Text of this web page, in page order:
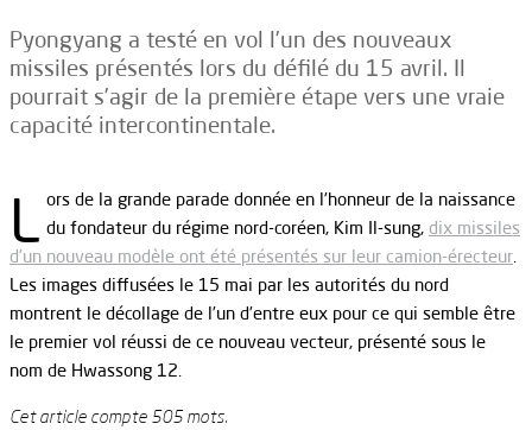
Pyongyang a testé en vol l’un des nouveaux
missiles présentés lors du défilé du 15 avril. Il
pourrait s’agir de la première étape vers une vraie
capacité intercontinentale.
L ors de la grande parade donnée en l’honneur de la naissance
du fondateur du régime nord-coréen, Kim Il-sung, dix missiles
d’un nouveau modèle ont été présentés sur leur camion-érecteur
Les images diffusées le 15 mai par les autorités du nord
montrent le décollage de l’un d’entre eux pour ce qui semble être
le premier vol réussi de ce nouveau vecteur, présenté sous le
nom de Hwassong 12.
Cet article compte 505 mots.